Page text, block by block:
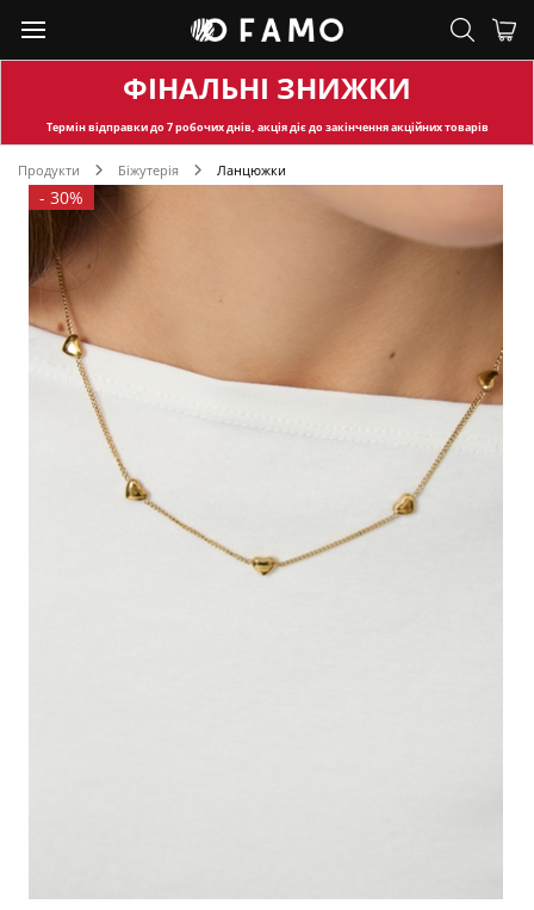
ФІНАЛЬНІ ЗНИЖКИ
Термін відправкидо 7 робочих днів, акція діє до закінчення акційних товарів
Продукти Біжутерія Ланцюжки
- 30%